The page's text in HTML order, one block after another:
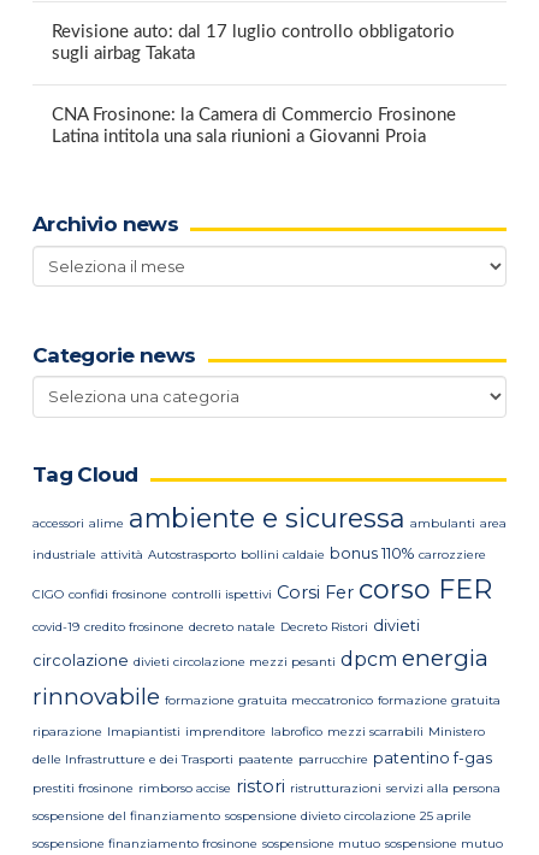
Revisione auto: dal 17 luglio controllo obbligatorio
sugli airbag Takata
CNA Frosinone: la Camera di Commercio Frosinone
Latina intitola una sala riunioni a Giovanni Proia
Archivio news
Archivio
news
Categorie news
Categorie
news
Tag Cloud
accessori alime ambiente e sicuressa ambulanti area
industriale attività Autostrasporto bollini caldaie bonus 110% carrozziere
CIGO confidi frosinone controlli ispettivi Corsi Fer corso FER
covid-19 credito frosinone decreto natale Decreto Ristori divieti
circolazione divieti circolazione mezzi pesanti dpcm energia
rinnovabile formazione gratuita meccatronico formazione gratuita
riparazione Imapiantisti imprenditore labrofico mezzi scarrabili Ministero
delle Infrastrutture e dei Trasporti paatente parrucchire patentino f-gas
prestiti frosinone rimborso accise ristori ristrutturazioni servizi alla persona
sospensione del finanziamento sospensione divieto circolazione 25 aprile
sospensione finanziamento frosinone sospensione mutuo sospensione mutuo